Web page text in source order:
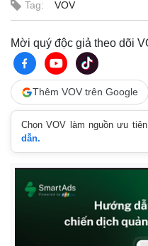
Tag: VOV
Mời quý độc giả theo dõi
Thêm VOV trên Google
Chọn VOV làm nguồn ưu
dẫn.